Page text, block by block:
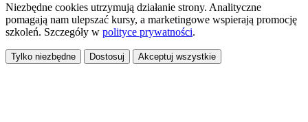
Niezbędne cookies utrzymują działanie strony. Analityczne
pomagają nam ulepszać kursy, a marketingowe wspierają promocję
szkoleń. Szczegóły w polityce prywatności.
Tylko niezbędne Dostosuj Akceptuj wszystkie